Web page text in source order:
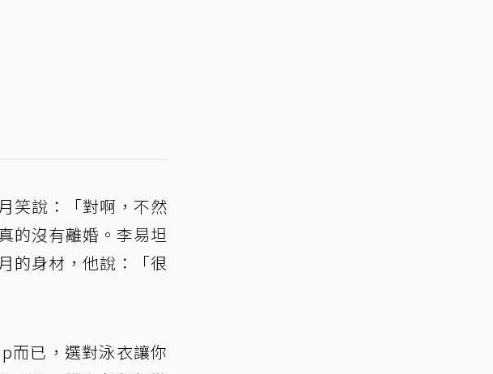
笑說：「對啊，不然
的沒有離婚。李易坦
的身材，他說：「很
而已，選對泳衣讓你